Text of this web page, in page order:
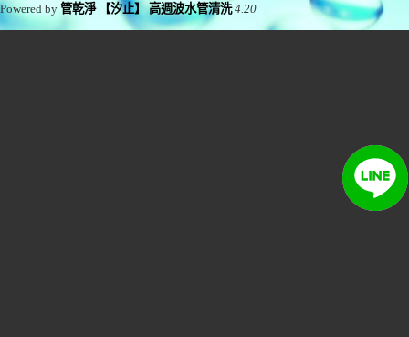
Powered by管乾淨 【汐止】 高週波水管清洗 4.20